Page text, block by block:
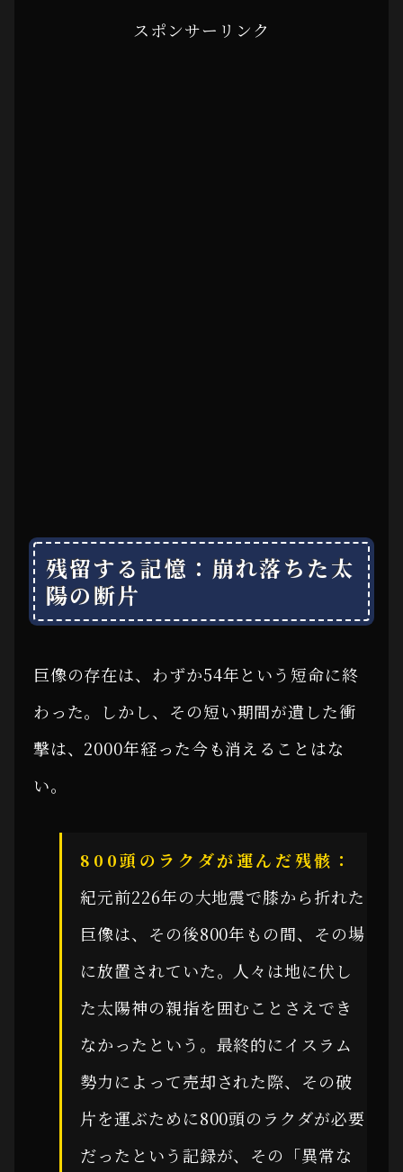
スポンサーリンク
残留する記憶：崩れ落ちた太
陽の断片
巨像の存在は、わずか54年という短命に終
わった。しかし、その短い期間が遺した衝
撃は、2000年経った今も消えることはな
い。
800頭のラクダが運んだ残骸：
紀元前226年の大地震で膝から折れた
巨像は、その後800年もの間、その場
に放置されていた。人々は地に伏し
た太陽神の親指を囲むことさえでき
なかったという。最終的にイスラム
勢力によって売却された際、その破
片を運ぶために800頭のラクダが必要
だったという記録が、その「異常な